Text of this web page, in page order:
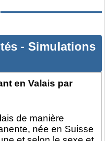
- Simulations
en Valais par
de manière
née en Suisse